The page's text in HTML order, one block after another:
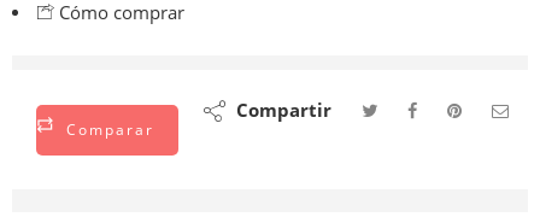
Cómo comprar
Comparar
Compartir